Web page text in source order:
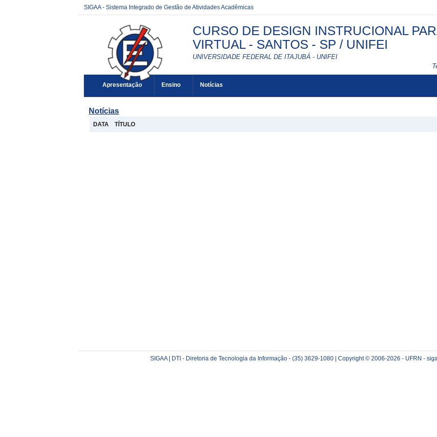
SIGAA - Sistema Integrado de Gestão de Atividades Acadêmicas
CURSO DE DESIGN INSTRUCIONAL
VIRTUAL - SANTOS - SP / UNIFEI
UNIVERSIDADE FEDERAL DE ITAJUBÁ - UNIFEI
Apresentação Ensino Notícias
Notícias
DATA TÍTULO
SIGAA | DTI - Diretoria de Tecnologia da Informação - (35) 3629-1080 | Copyright © 2006-2026 - UFRN -